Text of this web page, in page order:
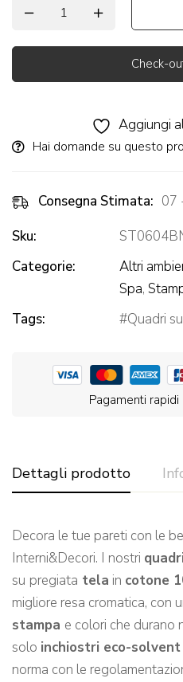
Check-
Aggiungi
Hai domande su questo
Consegna Stimata: 07
Sku:
Categorie:
Altri
Spa,
Tags:
Quadri
Pagamenti
Dettagli prodotto
Decora le tue pareti con le
Interni&Decori. I nostri
su pregiata tela in cotone
migliore resa cromatica, con
stampa e colori che durano
solo inchiostri eco-solvent
norma con le